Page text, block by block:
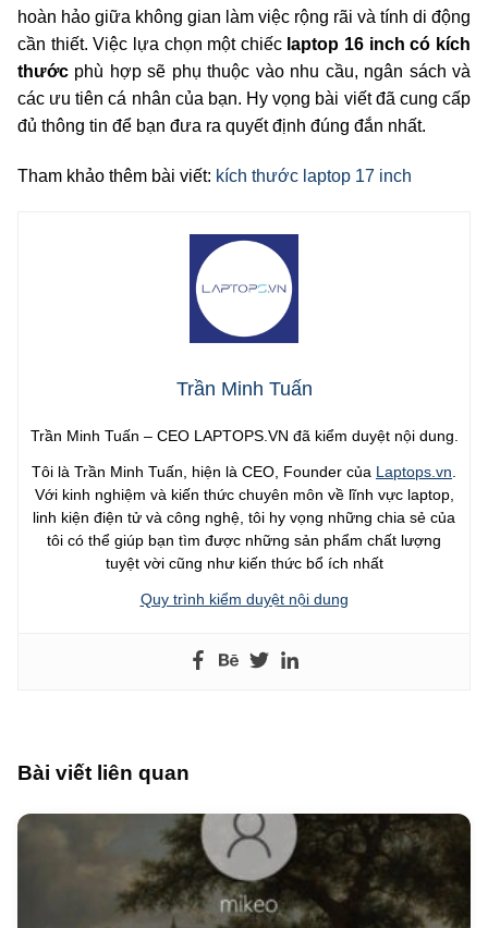
hoàn hảo giữa không gian làm việc rộng rãi và tính di động
cần thiết. Việc lựa chọn một chiếc laptop 16 inch có kích
thước phù hợp sẽ phụ thuộc vào nhu cầu, ngân sách và
các ưu tiên cá nhân của bạn. Hy vọng bài viết đã cung cấp
đủ thông tin để bạn đưa ra quyết định đúng đắn nhất.
Tham khảo thêm bài viết: kích thước laptop 17 inch
Trần Minh Tuấn
Trần Minh Tuấn – CEO LAPTOPS.VN đã kiểm duyệt nội dung.
Tôi là Trần Minh Tuấn, hiện là CEO, Founder của Laptops.vn.
Với kinh nghiệm và kiến thức chuyên môn về lĩnh vực laptop,
linh kiện điện tử và công nghệ, tôi hy vọng những chia sẻ của
tôi có thể giúp bạn tìm được những sản phẩm chất lượng
tuyệt vời cũng như kiến thức bổ ích nhất
Quy trình kiểm duyệt nội dung
Bài viết liên quan